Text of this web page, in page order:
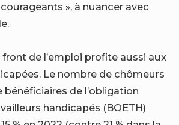
», à nuancer avec
front de l’emploi profite aussi aux
Le nombre de chômeurs
bénéficiaires de l’obligation
handicapés (BOETH)